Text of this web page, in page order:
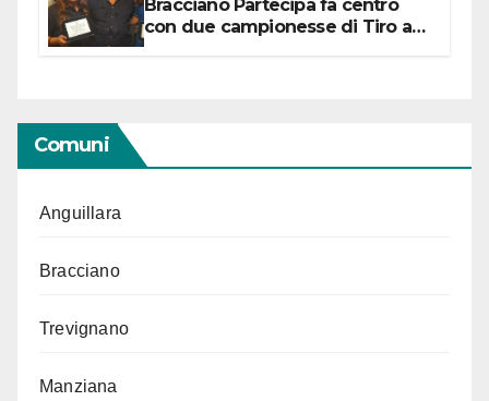
Bracciano Partecipa fa centro
con due campionesse di Tiro a
Comuni
Anguillara
Bracciano
Trevignano
Manziana